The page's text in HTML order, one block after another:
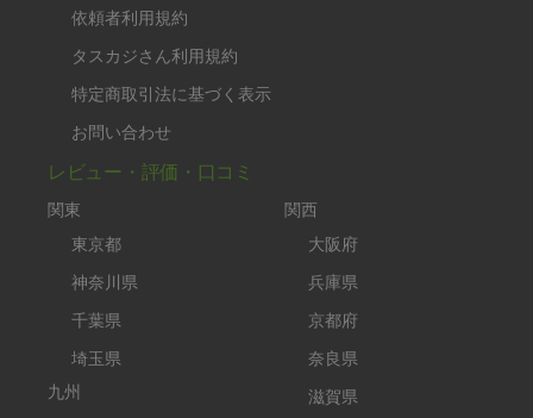
依頼者利用規約
タスカジさん利用規約
特定商取引法に基づく表示
お問い合わせ
レビュー・評価・口コミ
関東
東京都
神奈川県
千葉県
埼玉県
九州
関西
大阪府
兵庫県
京都府
奈良県
滋賀県